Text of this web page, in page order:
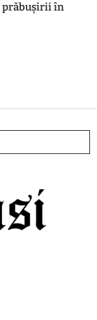
prăbușirii în